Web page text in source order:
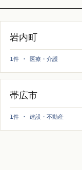
岩内町
1件 · 医療・介護
帯広市
1件 · 建設・不動産